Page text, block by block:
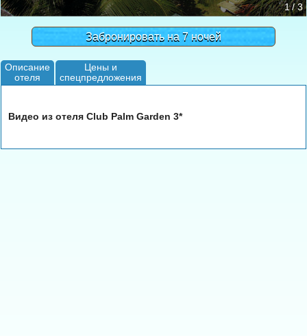
1 / 3
Забронировать на 7 ночей
Описание
отеля
Цены и
спецпредложения
Видео из отеля Club Palm Garden 3*